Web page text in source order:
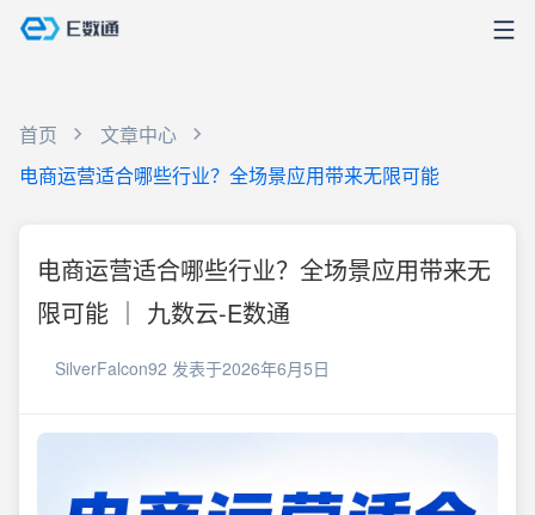
首页
文章中心
电商运营适合哪些行业？全场景应用带来无限可能
电商运营适合哪些行业？全场景应用带来无
限可能 ｜ 九数云-E数通
SilverFalcon92 发表于2026年6月5日